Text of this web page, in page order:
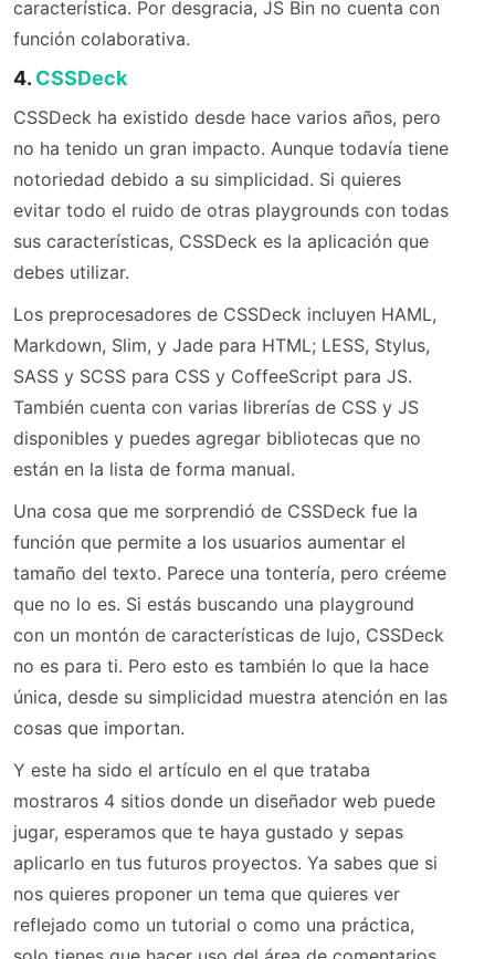
característica. Por desgracia, JS Bin no cuenta con
función colaborativa.
4. CSSDeck
CSSDeck ha existido desde hace varios años, pero
no ha tenido un gran impacto. Aunque todavía tiene
notoriedad debido a su simplicidad. Si quieres
evitar todo el ruido de otras playgrounds con todas
sus características, CSSDeck es la aplicación que
debes utilizar.
Los preprocesadores de CSSDeck incluyen HAML,
Markdown, Slim, y Jade para HTML; LESS, Stylus,
SASS y SCSS para CSS y CoffeeScript para JS.
También cuenta con varias librerías de CSS y JS
disponibles y puedes agregar bibliotecas que no
están en la lista de forma manual.
Una cosa que me sorprendió de CSSDeck fue la
función que permite a los usuarios aumentar el
tamaño del texto. Parece una tontería, pero créeme
que no lo es. Si estás buscando una playground
con un montón de características de lujo, CSSDeck
no es para ti. Pero esto es también lo que la hace
única, desde su simplicidad muestra atención en las
cosas que importan.
Y este ha sido el artículo en el que trataba
mostraros 4 sitios donde un diseñador web puede
jugar, esperamos que te haya gustado y sepas
aplicarlo en tus futuros proyectos. Ya sabes que si
nos quieres proponer un tema que quieres ver
reflejado como un tutorial o como una práctica,